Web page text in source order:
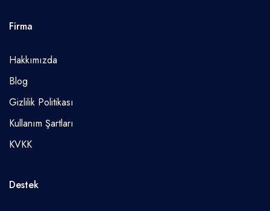
Diller
Firma
Hakkımızda
Blog
Gizlilik Politikası
Kullanım Şartları
KVKK
Destek